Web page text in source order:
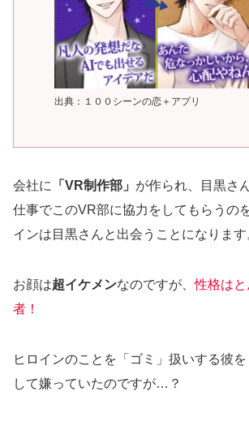
出典：１００シーンの恋＋アプリ
会社に 「VR制作部」 が作られ、目黒さ
仕事でこのVR部に協力をしてもらうの
インは目黒さんと出会うことになります
お顔は超イケメンなのですが、性格はと
者！
ヒロインのことを「ゴミ」扱いする彼
して嫌っていたのですが…？